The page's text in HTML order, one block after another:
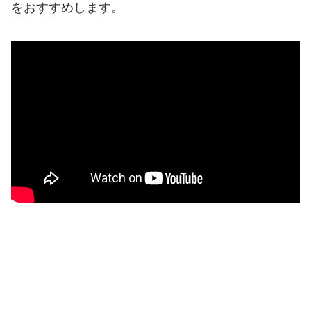
をおすすめします。